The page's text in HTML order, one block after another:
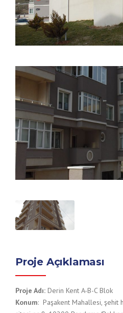
Proje Açıklaması
Proje Adı: Derin Kent A-B-C Blok
Konum: Paşakent Mahallesi, şehit